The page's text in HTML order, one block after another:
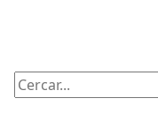
Cercar: